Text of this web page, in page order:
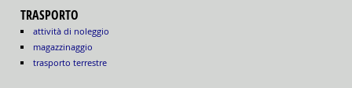
TRASPORTO
attività di noleggio
magazzinaggio
trasporto terrestre